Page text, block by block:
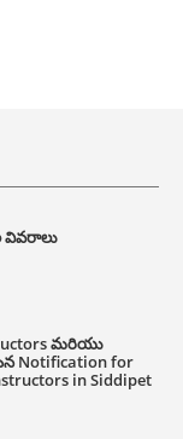
వివరాలు
మరియు
Notification for
in Siddipet